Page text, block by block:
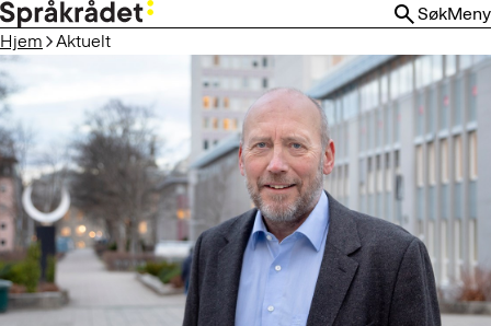
HOPP
TIL
HOVEDINNHOLD
SøkMeny
Hjem
Aktuelt